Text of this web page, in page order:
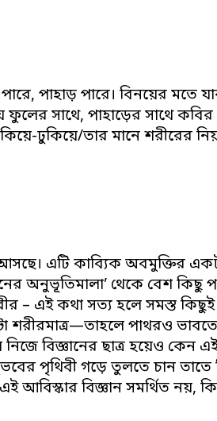
পাহাড় পারে। বিনয়ের মতে
সাথে, পাহাড়ের সাথে কবির
ঢুকিয়ে/তার মানে শরীরের
এটি কাব্যিক অবমুক্তির
অনুভূতিমালা’ থেকে বেশ কিছু
– এই কথা সত্য হলে সমস্ত কিছুই
পাথরও ভাবতে
বিজ্ঞানের ছাত্র হয়েও কেন এই
পৃথিবী গড়ে তুলতে চান তাতে
আবিস্কার বিজ্ঞান সমর্থিত নয়,